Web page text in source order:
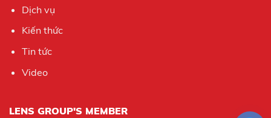
Dịch vụ
Kiến thức
Tin tức
Video
LENS GROUP'S MEMBER